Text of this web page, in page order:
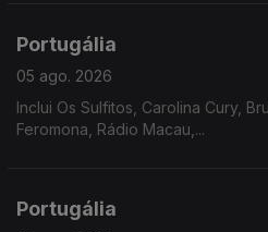
Portugália
05 ago. 2026
Inclui Os Sulfitos, Carolina Cury,
Feromona, Rádio Macau,...
Portugália